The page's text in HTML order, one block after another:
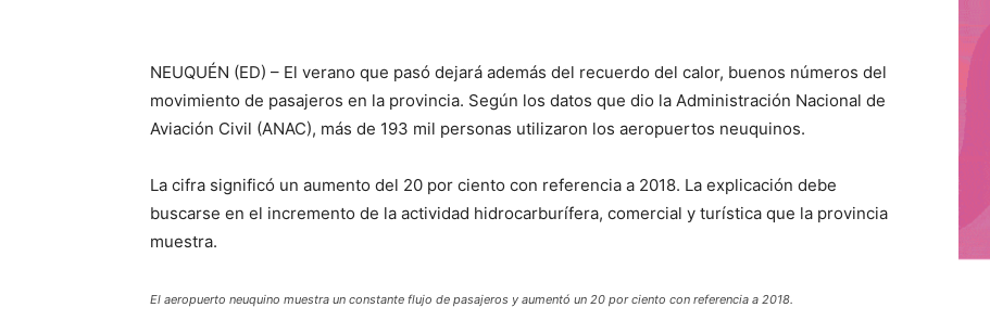
NEUQUÉN (ED) – El verano que pasó dejará además del recuerdo del calor, buenos números del
movimiento de pasajeros en la provincia. Según los datos que dio la Administración Nacional de
Aviación Civil (ANAC), más de 193 mil personas utilizaron los aeropuertos neuquinos.
La cifra significó un aumento del 20 por ciento con referencia a 2018. La explicación debe
buscarse en el incremento de la actividad hidrocarburífera, comercial y turística que la provincia
muestra.
El aeropuerto neuquino muestra un constante flujo de pasajeros y aumentó un 20 por ciento con referencia a 2018.